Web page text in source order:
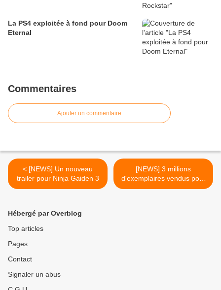
La PS4 exploitée à fond pour Doom
Eternal
Commentaires
Ajouter un commentaire
< [NEWS] Un nouveau
trailer pour Ninja Gaiden 3
[NEWS] 3 millions
d'exemplaires vendus pour
le dernier Mortal Kombat >
Hébergé par Overblog
Top articles
Pages
Contact
Signaler un abus